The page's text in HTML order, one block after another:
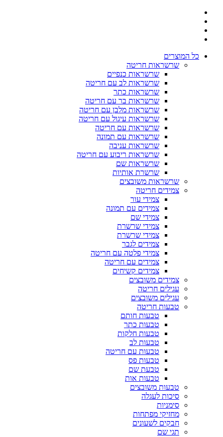
כל המוצרים
שרשראות חריטה
שרשראות כנפיים
שרשראות לב עם חריטה
שרשראות כתר
שרשראות בר עם חריטה
שרשראות מלבן עם חריטה
שרשראות עיגול עם חריטה
שרשראות עם חריטה
שרשראות עם תמונה
שרשראות עניבה
שרשראות ריבוע עם חריטה
שרשראות שם
שרשרת אותיות
שרשראות משובצים
צמידים חריטה
צמידי עור
צמידים עם תמונה
צמידי שם
צמידי שרשרת
צמידי שרשרת
צמידים לגבר
צמידי פלטה עם חריטה
צמידים עם חריטה
צמידים קשיחים
צמידים משובצים
עגילים חריטה
עגילים משובצים
טבעות חריטה
טבעות חותם
טבעות כתר
טבעות חלקות
טבעות לב
טבעות עם חריטה
טבעות פס
טבעת שם
טבעות אות
טבעות משובצים
סיכות לעגלה
סימניות
מחזיקי מפתחות
חבקים לשעונים
תגי שם